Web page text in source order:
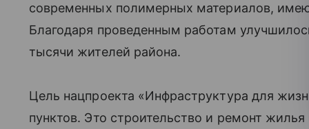
современных полимерных материалов,
Благодаря проведенным работам
тысячи жителей района.
Цель нацпроекта «Инфраструктура для
пунктов. Это строительство и ремонт